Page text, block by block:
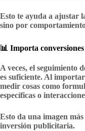
Esto te ayuda a ajustar
sino por
📊 Importa
A veces, el seguimiento
es suficiente. Al
medir cosas como
específicas o
Esto da una imagen
inversión publicitaria.